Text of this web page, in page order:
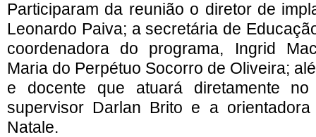
Participaram da reunião o diretor de
Leonardo Paiva; a secretária de
coordenadora do programa, Ingrid
Maria do Perpétuo Socorro de Oliveira;
e docente que atuará diretamente
supervisor Darlan Brito e a orientadora
Natale.